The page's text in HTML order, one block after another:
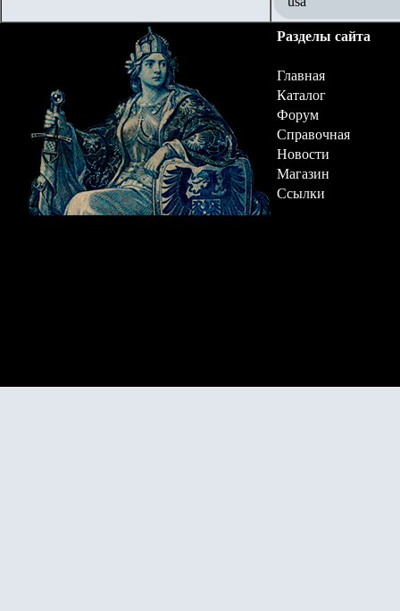
Разделы сайта
Главная
Каталог
Форум
Справочная
Новости
Магазин
Ссылки